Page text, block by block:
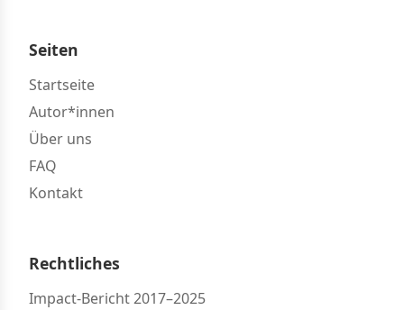
Seiten
Startseite
Autor*innen
Über uns
FAQ
Kontakt
Rechtliches
Impact-Bericht 2017–2025